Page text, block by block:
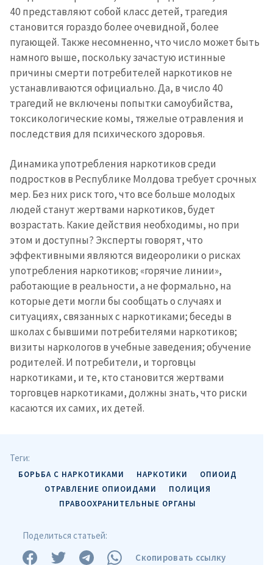
în Română in English
40 представляют собой класс детей, трагедия
становится гораздо более очевидной, более
пугающей. Также несомненно, что число может быть
намного выше, поскольку зачастую истинные
причины смерти потребителей наркотиков не
устанавливаются официально. Да, в число 40
трагедий не включены попытки самоубийства,
токсикологические комы, тяжелые отравления и
последствия для психического здоровья.
Динамика употребления наркотиков среди
подростков в Республике Молдова требует срочных
мер. Без них риск того, что все больше молодых
людей станут жертвами наркотиков, будет
возрастать. Какие действия необходимы, но при
этом и доступны? Эксперты говорят, что
эффективными являются видеоролики о рисках
употребления наркотиков; «горячие линии»,
работающие в реальности, а не формально, на
которые дети могли бы сообщать о случаях и
ситуациях, связанных с наркотиками; беседы в
школах с бывшими потребителями наркотиков;
визиты наркологов в учебные заведения; обучение
родителей. И потребители, и торговцы
наркотиками, и те, кто становится жертвами
торговцев наркотиками, должны знать, что риски
касаются их самих, их детей.
Теги:
БОРЬБА С НАРКОТИКАМИ НАРКОТИКИ
ОПИОИД
ОТРАВЛЕНИЕ ОПИОИДАМИ
ПОЛИЦИЯ
ПРАВООХРАНИТЕЛЬНЫЕ ОРГАНЫ
Поделиться статьей:
Скопировать ссылку